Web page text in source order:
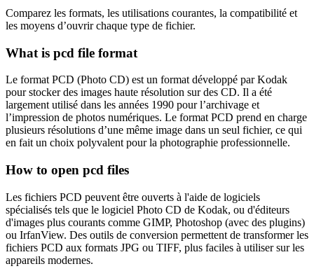
Comparez les formats, les utilisations courantes, la compatibilité et
les moyens d’ouvrir chaque type de fichier.
What is pcd file format
Le format PCD (Photo CD) est un format développé par Kodak
pour stocker des images haute résolution sur des CD. Il a été
largement utilisé dans les années 1990 pour l’archivage et
l’impression de photos numériques. Le format PCD prend en charge
plusieurs résolutions d’une même image dans un seul fichier, ce qui
en fait un choix polyvalent pour la photographie professionnelle.
How to open pcd files
Les fichiers PCD peuvent être ouverts à l'aide de logiciels
spécialisés tels que le logiciel Photo CD de Kodak, ou d'éditeurs
d'images plus courants comme GIMP, Photoshop (avec des plugins)
ou IrfanView. Des outils de conversion permettent de transformer les
fichiers PCD aux formats JPG ou TIFF, plus faciles à utiliser sur les
appareils modernes.